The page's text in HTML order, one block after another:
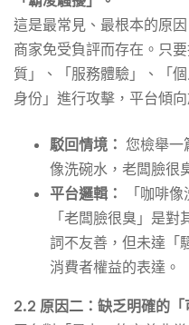
這是最常見、最根本的原
商家免受負評而存在。只
質」、「服務體驗」、「
身份」進行攻擊，平台傾
駁回情境： 您檢舉一
像洗碗水，老闆臉很
平台邏輯：
「咖啡
「老闆臉很臭」是
詞不友善，但未達「
消費者權益的表達。
2.2 原因二：缺乏明確的「